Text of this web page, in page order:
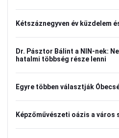
Kétszáznegyven év küzdelem
Dr. Pásztor Bálint a NIN-nek:
hatalmi többség része lenni
Egyre többen választják
Képzőművészeti oázis a város